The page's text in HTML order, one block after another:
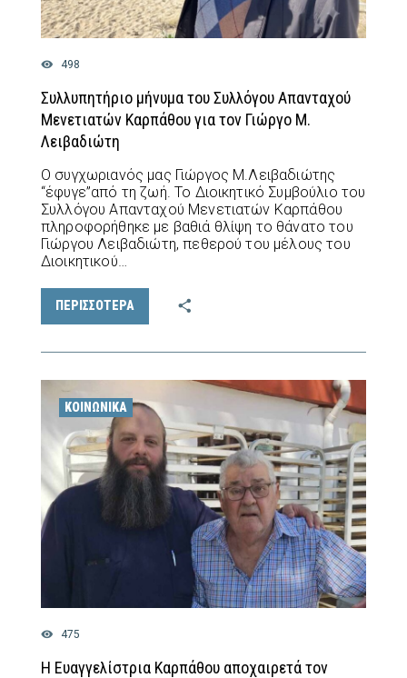
498
Συλλυπητήριο μήνυμα του Συλλόγου Απανταχού
Μενετιατών Καρπάθου για τον Γιώργο Μ.
Λειβαδιώτη
Ο συγχωριανός μας Γιώργος Μ.Λειβαδιώτης
“έφυγε”από τη ζωή. Το Διοικητικό Συμβούλιο του
Συλλόγου Απανταχού Μενετιατών Καρπάθου
πληροφορήθηκε με βαθιά θλίψη το θάνατο του
Γιώργου Λειβαδιώτη, πεθερού του μέλους του
Διοικητικού…
ΠΕΡΙΣΣΟΤΕΡΑ
ΚΟΙΝΩΝΙΚΆ
475
Η Ευαγγελίστρια Καρπάθου αποχαιρετά τον